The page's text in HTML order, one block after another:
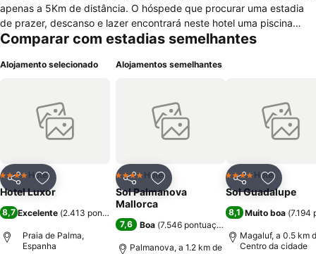
apenas a 5Km de distância. O hóspede que procurar uma estadia
de prazer, descanso e lazer encontrará neste hotel uma piscina
rodeada de jardins e um terraço, um campo de ténis, mesa de ping-
poderá alugar bicicletas ou carro no hotel. Os restantes serviços
gratuita. Além destes serviços, é importante referir que se encontra
adaptado para receber crianças. Os 50 quartos disponíveis
encontram-se equipados com: ar condicionado, rádio, telefone,
varanda com vista para o exterior e televisão.
Comparar com estadias semelhantes
Alojamento selecionado
PartilharAdicionar aos favoritos
4 EstrelasHotel
Hotel Luxor
8,7 Excelente (2.413 pontuações
Praia de Palma,
Espanha
Alojamentos semelhantes
PartilharAdicionar aos favoritos
4 EstrelasHotel
Sol Palmanova
Mallorca
7,6 Boa (7.546 pontuações
Palmanova, a 1.2 km de
Partilhar
4 EstrelasHotel
Sol Guadalupe
8,1 Muito boa (7.194
Magaluf, a 0.5 km
Centro da cidade